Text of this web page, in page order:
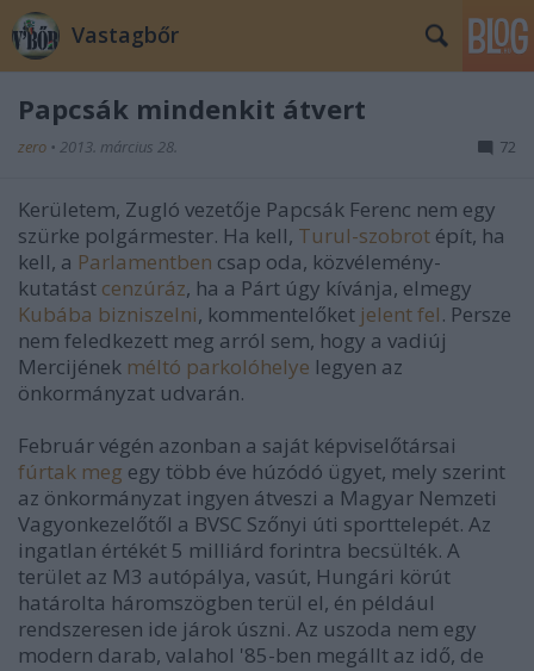
Vastagbőr
Papcsák mindenkit átvert
zero • 2013. március 28. 72
Kerületem, Zugló vezetője Papcsák Ferenc nem egy
szürke polgármester. Ha kell, Turul-szobrot épít, ha
kell, a Parlamentben csap oda, közvélemény-
kutatást cenzúráz, ha a Párt úgy kívánja, elmegy
Kubába bizniszelni, kommentelőket jelent fel. Persze
nem feledkezett meg arról sem, hogy a vadiúj
Mercijének méltó parkolóhelye legyen az
önkormányzat udvarán.
Február végén azonban a saját képviselőtársai
fúrtak meg egy több éve húzódó ügyet, mely szerint
az önkormányzat ingyen átveszi a Magyar Nemzeti
Vagyonkezelőtől a BVSC Szőnyi úti sporttelepét. Az
ingatlan értékét 5 milliárd forintra becsülték. A
terület az M3 autópálya, vasút, Hungári körút
határolta háromszögben terül el, én például
rendszeresen ide járok úszni. Az uszoda nem egy
modern darab, valahol '85-ben megállt az idő, de